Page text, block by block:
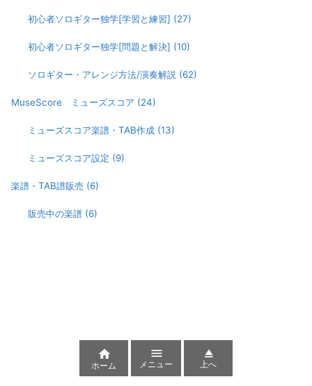
初心者ソロギター独学[学習と練習] (27)
初心者ソロギター独学[問題と解決] (10)
ソロギター・アレンジ方法/演奏解説 (62)
MuseScore ミューズスコア (24)
ミューズスコア楽譜・TAB作成 (13)
ミューズスコア設定 (9)
楽譜・TAB譜販売 (6)
販売中の楽譜 (6)

ホーム

メニュー

上へ